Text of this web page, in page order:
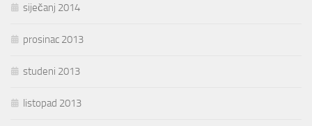
siječanj 2014
prosinac 2013
studeni 2013
listopad 2013